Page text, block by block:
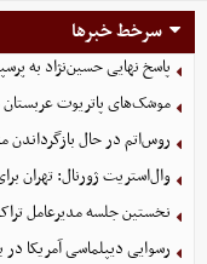
سرخط خبرها
پاسخ نهایی حسین‌نژاد به
موشک‌های پاتریوت
روس‌اتم در حال بازگرداندن
وال‌استریت ژورنال: تهران برای بازگشایی
نخستین جلسه مدیرعامل
رسوایی دیپلماسی آمریکا در